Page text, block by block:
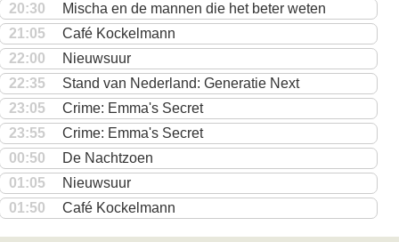
20:30
Mischa en de mannen die het beter weten
21:05
Café Kockelmann
22:00
Nieuwsuur
22:35
Stand van Nederland: Generatie Next
23:05
Crime: Emma's Secret
23:55
Crime: Emma's Secret
00:50
De Nachtzoen
01:05
Nieuwsuur
01:50
Café Kockelmann